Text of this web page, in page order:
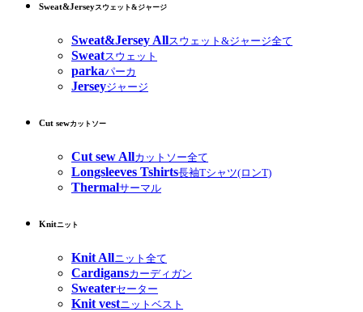
Sweat&Jerseyスウェット&ジャージ
Sweat&Jersey Allスウェット&ジャージ全て
Sweatスウェット
parkaパーカ
Jerseyジャージ
Cut sewカットソー
Cut sew Allカットソー全て
Longsleeves Tshirts長袖Tシャツ(ロンT)
Thermalサーマル
Knitニット
Knit Allニット全て
Cardigansカーディガン
Sweaterセーター
Knit vestニットベスト